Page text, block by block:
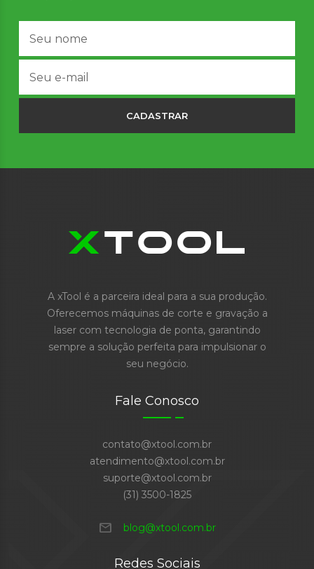
CADASTRAR
A xTool é a parceira ideal para a sua produção.
Oferecemos máquinas de corte e gravação a
laser com tecnologia de ponta, garantindo
sempre a solução perfeita para impulsionar o
seu negócio.
Fale Conosco
contato@xtool.com.br
atendimento@xtool.com.br
suporte@xtool.com.br
(31) 3500-1825
mail blog@xtool.com.br
Redes Sociais